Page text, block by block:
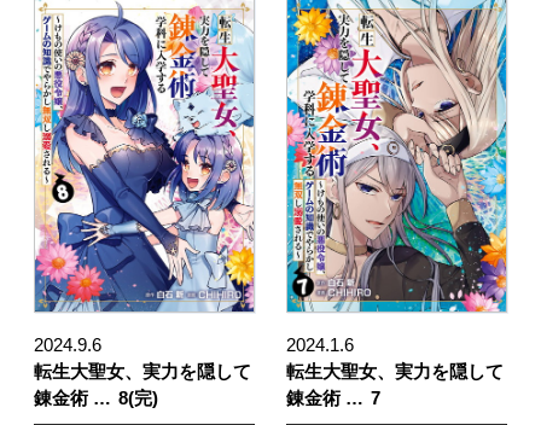
2024.9.6
転生大聖女、実力を隠して
錬金術 … 8(完)
2024.1.6
転生大聖女、実力を隠して
錬金術 … 7